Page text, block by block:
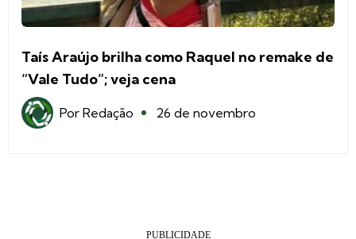
Taís Araújo brilha como Raquel no remake de
“Vale Tudo”; veja cena
Por Redação 26 de novembro